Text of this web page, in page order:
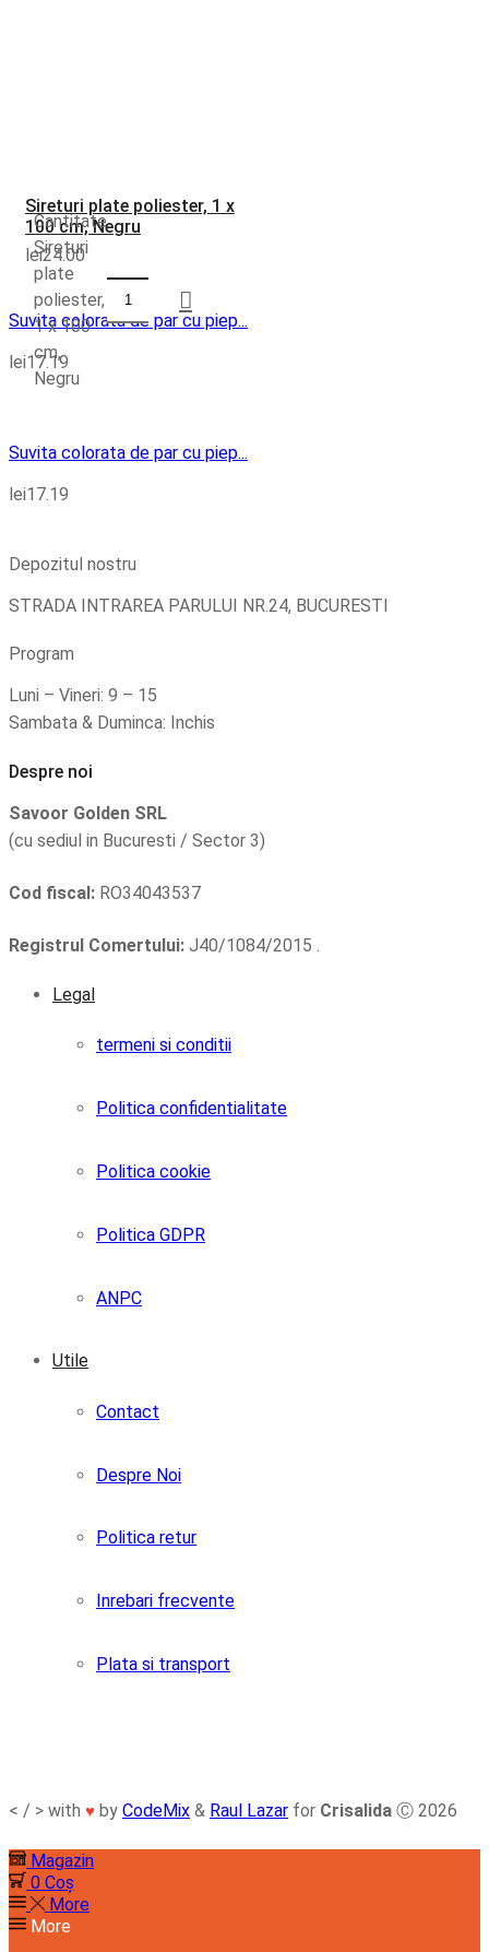
Sireturi plate poliester, 1 x
100 cm, Negru
lei24.00
Cantitate
Sireturi
plate
poliester,
1 x 100
cm,
Negru
Suvita colorata de par cu piep...
lei17.19
Suvita colorata de par cu piep...
lei17.19
Depozitul nostru
STRADA INTRAREA PARULUI NR.24, BUCURESTI
Program
Luni – Vineri: 9 – 15
Sambata & Duminca: Inchis
Despre noi
Savoor Golden SRL
(cu sediul in Bucuresti / Sector 3)
Cod fiscal: RO34043537
Registrul Comertului: J40/1084/2015 .
Legal
termeni si conditii
Politica confidentialitate
Politica cookie
Politica GDPR
ANPC
Utile
Contact
Despre Noi
Politica retur
Inrebari frecvente
Plata si transport
< / > with ♥ by CodeMix & Raul Lazar for Crisalida Ⓒ 2026
Magazin
0 Coș
More
More